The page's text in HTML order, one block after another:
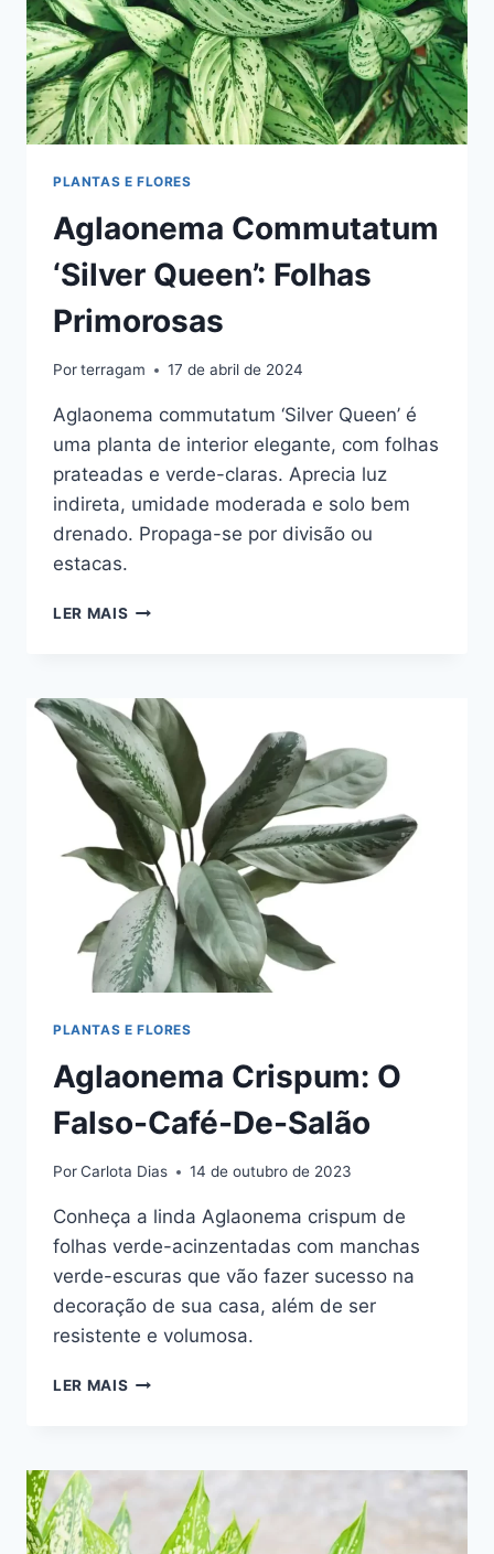
PLANTAS E FLORES
Aglaonema Commutatum
‘Silver Queen’: Folhas
Primorosas
Porterragam 17 de abril de 2024
Aglaonema commutatum ‘Silver Queen’ é
uma planta de interior elegante, com folhas
prateadas e verde-claras. Aprecia luz
indireta, umidade moderada e solo bem
drenado. Propaga-se por divisão ou
estacas.
LER MAIS AGLAONEMA
FOLHAS
PRIMOROSAS
PLANTAS E FLORES
Aglaonema Crispum: O
Falso-Café-De-Salão
PorCarlota Dias 14 de outubro de 2023
Conheça a linda Aglaonema crispum de
folhas verde-acinzentadas com manchas
verde-escuras que vão fazer sucesso na
decoração de sua casa, além de ser
resistente e volumosa.
LER MAIS AGLAONEMA
CAFÉ-
SALÃO